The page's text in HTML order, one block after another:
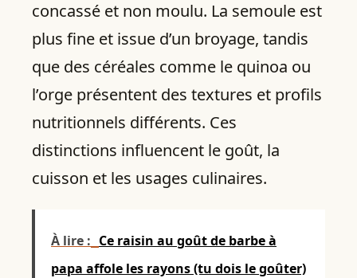
concassé et non moulu. La semoule est
plus fine et issue d’un broyage, tandis
que des céréales comme le quinoa ou
l’orge présentent des textures et profils
nutritionnels différents. Ces
distinctions influencent le goût, la
cuisson et les usages culinaires.
À lire : Ce raisin au goût de barbe à
papa affole les rayons (tu dois le goûter)